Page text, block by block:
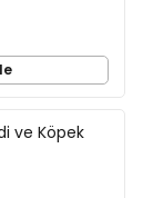
ve Köpek